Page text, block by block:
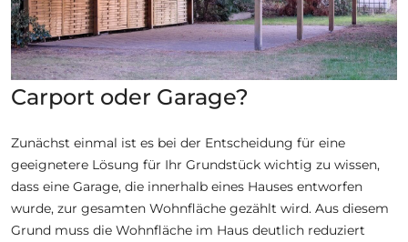
Carport oder Garage?
Zunächst einmal ist es bei der Entscheidung für eine
geeignetere Lösung für Ihr Grundstück wichtig zu wissen,
dass eine Garage, die innerhalb eines Hauses entworfen
wurde, zur gesamten Wohnfläche gezählt wird. Aus diesem
Grund muss die Wohnfläche im Haus deutlich reduziert